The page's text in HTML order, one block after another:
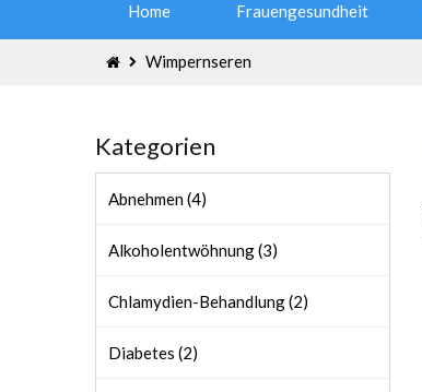
Home Frauengesundheit
Wimpernseren
Kategorien
Abnehmen (4)
Alkoholentwöhnung (3)
Chlamydien-Behandlung (2)
Diabetes (2)